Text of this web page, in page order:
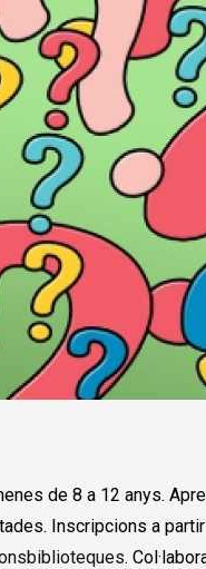
de 8 a 12 anys.
Inscripcions a
.